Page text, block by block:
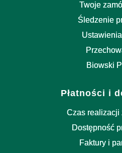
Twoje
Śledzenie
Biowski
Płatności i
Czas realizacji
Dostępność
Faktury i